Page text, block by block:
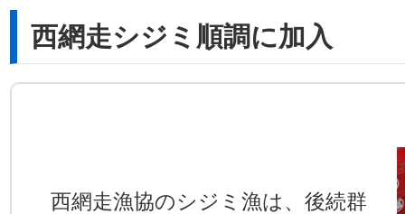
西網走シジミ順調に加入
西網走漁協のシジミ漁は、後続群